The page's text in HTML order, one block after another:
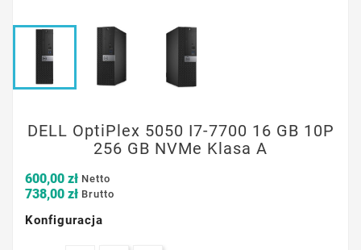
DELL OptiPlex 5050 I7-7700 16 GB 10P
256 GB NVMe Klasa A
600,00 zł Netto
738,00 zł Brutto
Konfiguracja